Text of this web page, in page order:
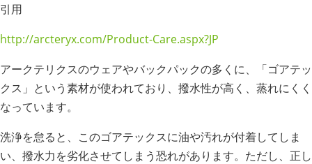
引用
http://arcteryx.com/Product-Care.aspx?JP
アークテリクスのウェアやバックパックの多くに、「ゴアテッ
クス」という素材が使われており、撥水性が高く、蒸れにくく
なっています。
洗浄を怠ると、このゴアテックスに油や汚れが付着してしま
い、撥水力を劣化させてしまう恐れがあります。ただし、正し